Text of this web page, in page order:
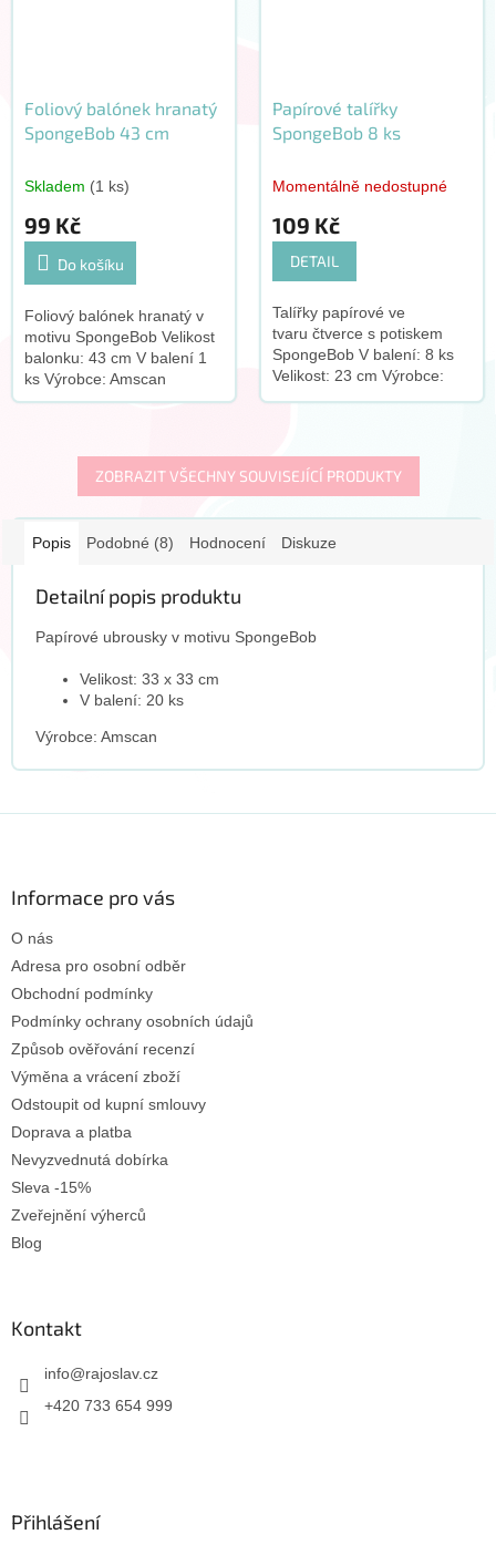
Foliový balónek hranatý
SpongeBob 43 cm
Skladem (1 ks)
99 Kč
Do košíku
Foliový balónek hranatý v
motivu SpongeBob Velikost
balonku: 43 cm V balení 1
ks Výrobce: Amscan
Papírové talířky
SpongeBob 8 ks
Momentálně nedostupné
109 Kč
DETAIL
Talířky papírové ve
tvaru čtverce s potiskem
SpongeBob V balení: 8 ks
Velikost: 23 cm Výrobce:
Amscan
ZOBRAZIT VŠECHNY SOUVISEJÍCÍ PRODUKTY
Popis Podobné (8) Hodnocení Diskuze
Detailní popis produktu
Papírové ubrousky v motivu SpongeBob
Velikost: 33 x 33 cm
V balení: 20 ks
Výrobce: Amscan
Informace pro vás
O nás
Adresa pro osobní odběr
Obchodní podmínky
Podmínky ochrany osobních údajů
Způsob ověřování recenzí
Výměna a vrácení zboží
Odstoupit od kupní smlouvy
Doprava a platba
Nevyzvednutá dobírka
Sleva -15%
Zveřejnění výherců
Blog
Kontakt
info@rajoslav.cz
+420 733 654 999
Přihlášení